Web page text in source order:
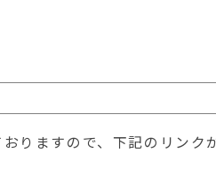
りますので、下記のリンク